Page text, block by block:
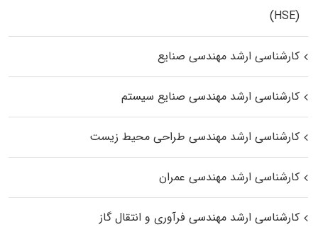
(HSE)
کارشناسی ارشد مهندسی صنایع
کارشناسی ارشد مهندسی صنایع سیستم
کارشناسی ارشد مهندسی طراحی محیط زیست
کارشناسی ارشد مهندسی عمران
کارشناسی ارشد مهندسی فرآوری و انتقال گاز